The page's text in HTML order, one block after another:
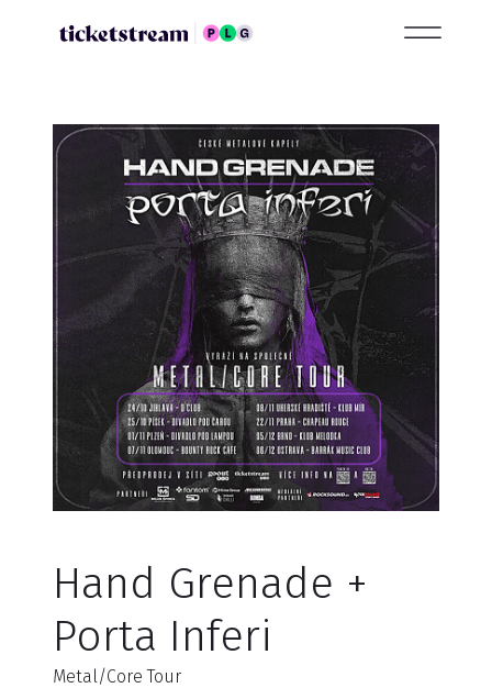
Hand Grenade +
Porta Inferi
Metal/Core Tour